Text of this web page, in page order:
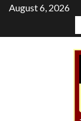
Skip
content
August 6, 2026